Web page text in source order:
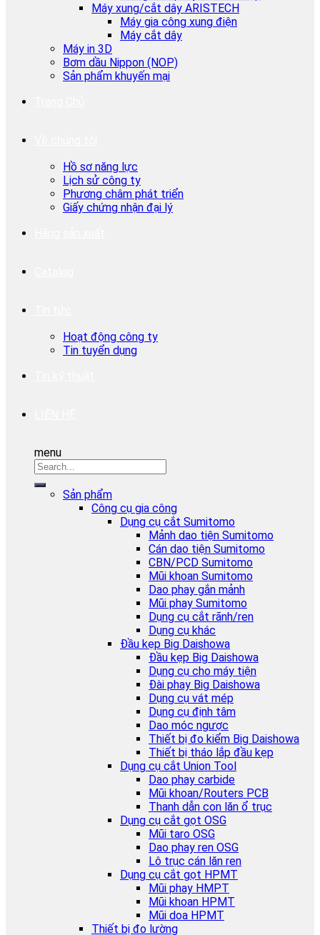
Máy xung/cắt dây ARISTECH
Máy gia công xung điện
Máy cắt dây
Máy in 3D
Bơm dầu Nippon (NOP)
Sản phẩm khuyến mại
Hồ sơ năng lực
Lịch sử công ty
Phương châm phát triển
Giấy chứng nhận đại lý
Hoạt động công ty
Tin tuyển dụng
menu
Sản phẩm
Công cụ gia công
Dụng cụ cắt Sumitomo
Mảnh dao tiện Sumitomo
Cán dao tiện Sumitomo
CBN/PCD Sumitomo
Mũi khoan Sumitomo
Dao phay gắn mảnh
Mũi phay Sumitomo
Dụng cụ cắt rãnh/ren
Dụng cụ khác
Đầu kẹp Big Daishowa
Đầu kẹp Big Daishowa
Dụng cụ cho máy tiện
Đài phay Big Daishowa
Dụng cụ vát mép
Dụng cụ định tâm
Dao móc ngược
Thiết bị đo kiểm Big Daishowa
Thiết bị tháo lắp đầu kẹp
Dụng cụ cắt Union Tool
Dao phay carbide
Mũi khoan/Routers PCB
Thanh dẫn con lăn ổ trục
Dụng cụ cắt gọt OSG
Mũi taro OSG
Dao phay ren OSG
Lô trục cán lăn ren
Dụng cụ cắt gọt HPMT
Mũi phay HMPT
Mũi khoan HPMT
Mũi doa HPMT
Thiết bị đo lường